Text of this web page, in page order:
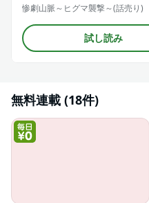
惨劇山脈～ヒグマ襲撃～(話売り)
試し読み
無料連載 (18件)